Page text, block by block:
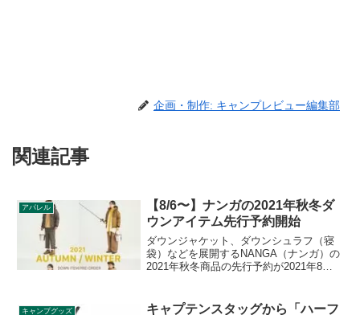
企画・制作: キャンプレビュー編集部
関連記事
アパレル
【8/6〜】ナンガの2021年秋冬ダ
ウンアイテム先行予約開始
ダウンジャケット、ダウンシュラフ（寝
袋）などを展開するNANGA（ナンガ）の
2021年秋冬商品の先行予約が2021年8月6
のがおすすめです。詳細をレビューしま
キャンプグッズ
キャプテンスタッグから「ハーフ